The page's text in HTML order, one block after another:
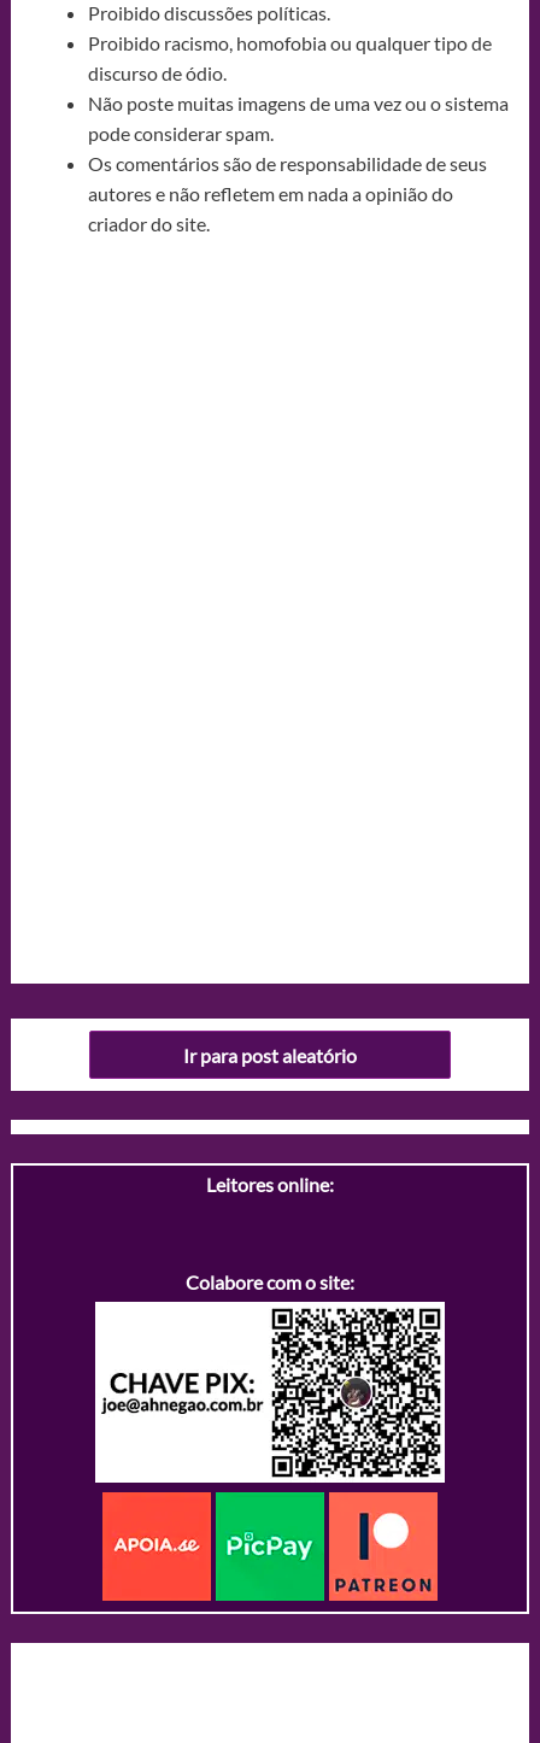
Proibido discussões políticas.
Proibido racismo, homofobia ou qualquer tipo de
discurso de ódio.
Não poste muitas imagens de uma vez ou o sistema
pode considerar spam.
Os comentários são de responsabilidade de seus
autores e não refletem em nada a opinião do
criador do site.
Ir para post aleatório
Leitores online:
Colabore com o site: